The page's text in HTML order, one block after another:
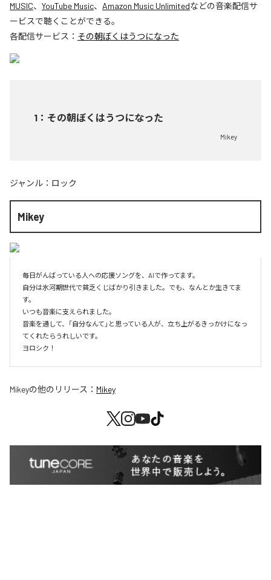
MUSIC、 YouTube Music、 Amazon Music Unlimitedなどの音楽配信サ
ービスで聴くことができる。
各配信サービス： その朝ぼくはうつになった
1 ： その朝ぼくはうつになった
Mikey
ジャンル： ロック
Mikey
毎日がんばっている人への応援ソングを、AIで作ってます。
自分は氷河期世代で貧乏くじばかり引きました。でも、なんとか生きてま
す。
いつも音楽に支えられました。
音楽を通して、「自分なんて」と思っている人が、立ち上がるきっかけになっ
てくれたらうれしいです。
ヨロシク！
Mikeyの他のリリース： Mikey